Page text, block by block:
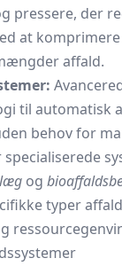
pressere, der
at
affald.
til automatisk
behov for
og
typer